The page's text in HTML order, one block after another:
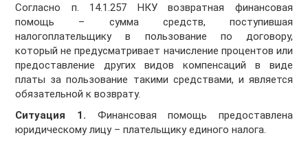
Согласно п. 14.1.257 НКУ возвратная финансовая
помощь – сумма средств, поступившая
налогоплательщику в пользование по договору,
который не предусматривает начисление процентов или
предоставление других видов компенсаций в виде
платы за пользование такими средствами, и является
обязательной к возврату.
Ситуация 1.
Финансовая помощь предоставлена
юридическому лицу – плательщику единого налога.